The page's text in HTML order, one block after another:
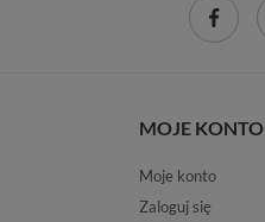
MOJE KONTO
Moje konto
Zaloguj się